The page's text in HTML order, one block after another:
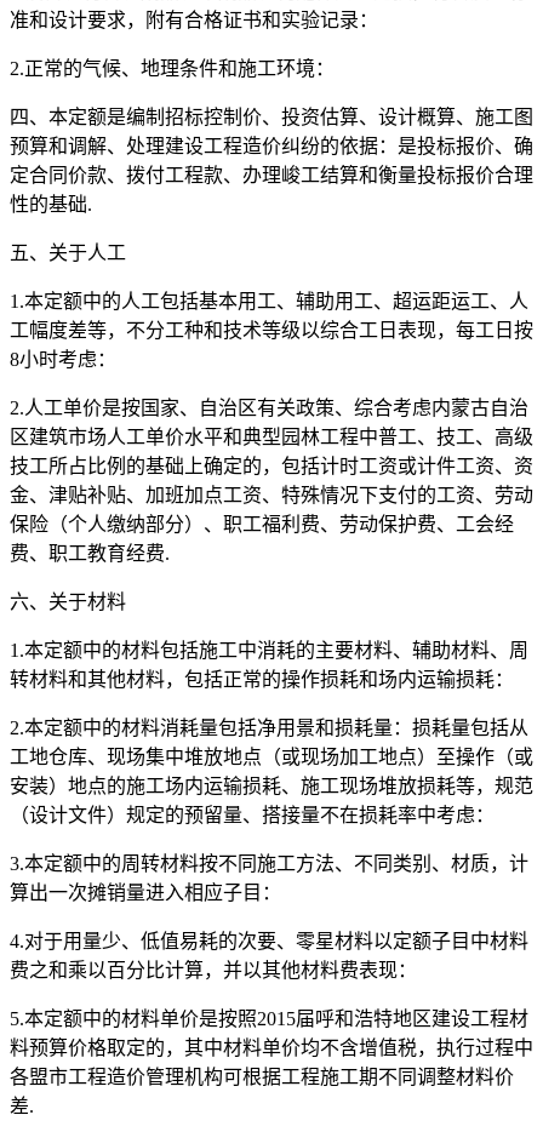
准和设计要求，附有合格证书和实验记录：
2.正常的气候、地理条件和施工环境：
四、本定额是编制招标控制价、投资估算、设计概算、施工图
预算和调解、处理建设工程造价纠纷的依据：是投标报价、确
定合同价款、拨付工程款、办理峻工结算和衡量投标报价合理
性的基础.
五、关于人工
1.本定额中的人工包括基本用工、辅助用工、超运距运工、人
工幅度差等，不分工种和技术等级以综合工日表现，每工日按
8小时考虑：
2.人工单价是按国家、自治区有关政策、综合考虑内蒙古自治
区建筑市场人工单价水平和典型园林工程中普工、技工、高级
技工所占比例的基础上确定的，包括计时工资或计件工资、资
金、津贴补贴、加班加点工资、特殊情况下支付的工资、劳动
保险（个人缴纳部分）、职工福利费、劳动保护费、工会经
费、职工教育经费.
六、关于材料
1.本定额中的材料包括施工中消耗的主要材料、辅助材料、周
转材料和其他材料，包括正常的操作损耗和场内运输损耗：
2.本定额中的材料消耗量包括净用景和损耗量：损耗量包括从
工地仓库、现场集中堆放地点（或现场加工地点）至操作（或
安装）地点的施工场内运输损耗、施工现场堆放损耗等，规范
（设计文件）规定的预留量、搭接量不在损耗率中考虑：
3.本定额中的周转材料按不同施工方法、不同类别、材质，计
算出一次摊销量进入相应子目：
4.对于用量少、低值易耗的次要、零星材料以定额子目中材料
费之和乘以百分比计算，并以其他材料费表现：
5.本定额中的材料单价是按照2015届呼和浩特地区建设工程材
料预算价格取定的，其中材料单价均不含增值税，执行过程中
各盟市工程造价管理机构可根据工程施工期不同调整材料价
差.